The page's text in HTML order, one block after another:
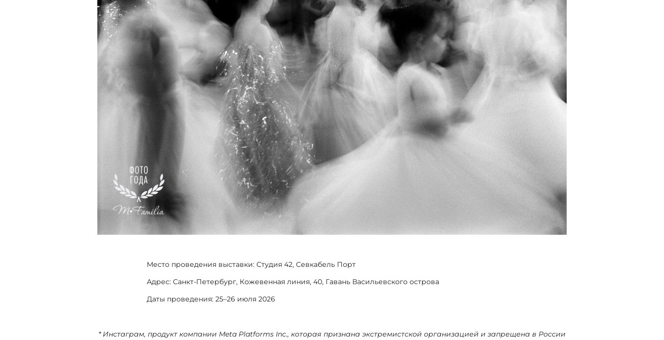
Место проведения выставки: Студия 42, Севкабель Порт
Адрес: Санкт-Петербург, Кожевенная линия, 40, Гавань Васильевского острова
Даты проведения: 25–26 июля 2026
* Инстаграм, продукт компании Meta Platforms Inc., которая признана экстремистской организацией и запрещена в России